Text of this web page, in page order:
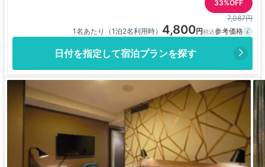
33%OFF
7,087円
1名あたり（1泊2名利用時） 4,800
日付を指定して宿泊プランを探す